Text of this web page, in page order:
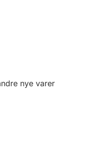
nye varer